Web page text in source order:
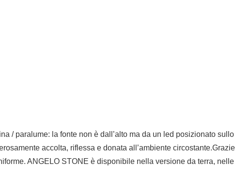
/ paralume: la fonte non è dall’alto ma da un led posizionato
accolta, riflessa e donata all’ambiente
ANGELO STONE è disponibile nella versione da terra,